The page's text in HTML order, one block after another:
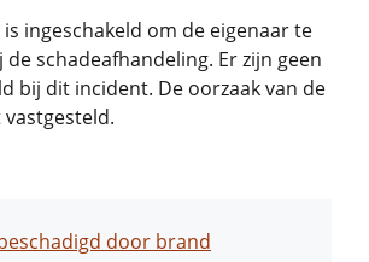
ingeschakeld om de eigenaar te
schadeafhandeling. Er zijn geen
bij dit incident. De oorzaak van de
door brand